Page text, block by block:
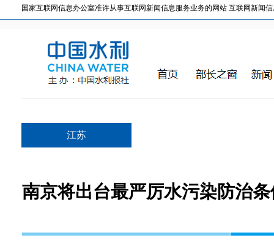
国家互联网信息办公室准许从事互联网新闻信息服务业务的网站 互联网新闻信
江苏
南京将出台最严厉水污染防治